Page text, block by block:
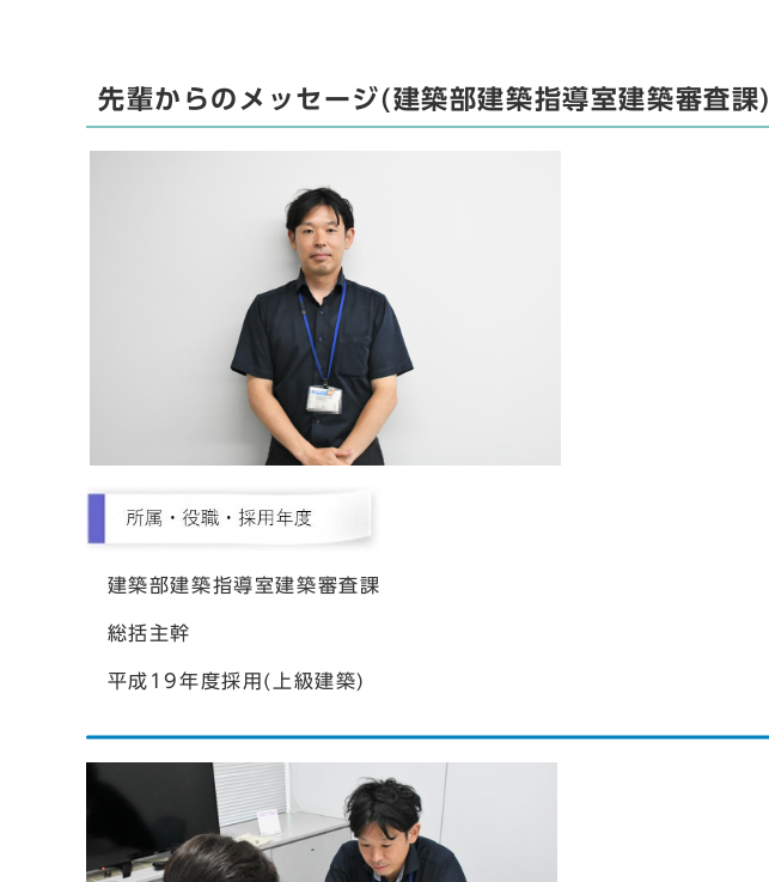
先輩からのメッセージ(建築部建築指導室建築審査課)
建築部建築指導室建築審査課
総括主幹
平成19年度採用(上級建築)